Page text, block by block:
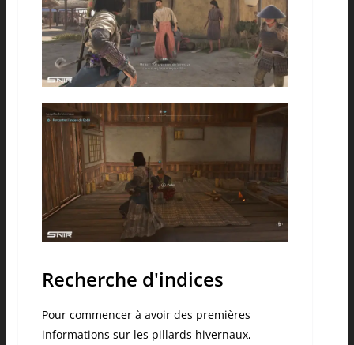
Recherche d'indices
Pour commencer à avoir des premières
informations sur les pillards hivernaux,